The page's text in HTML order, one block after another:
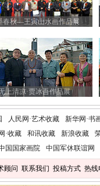
春秋—王寅山水画作品展
上清凉·贾冰吾作品展
人民网·艺术收藏
新华网·书
·收藏 和讯收藏 新浪收藏
国国家画院 中国军休联谊网
顾问 联系我们 投稿方式 热线